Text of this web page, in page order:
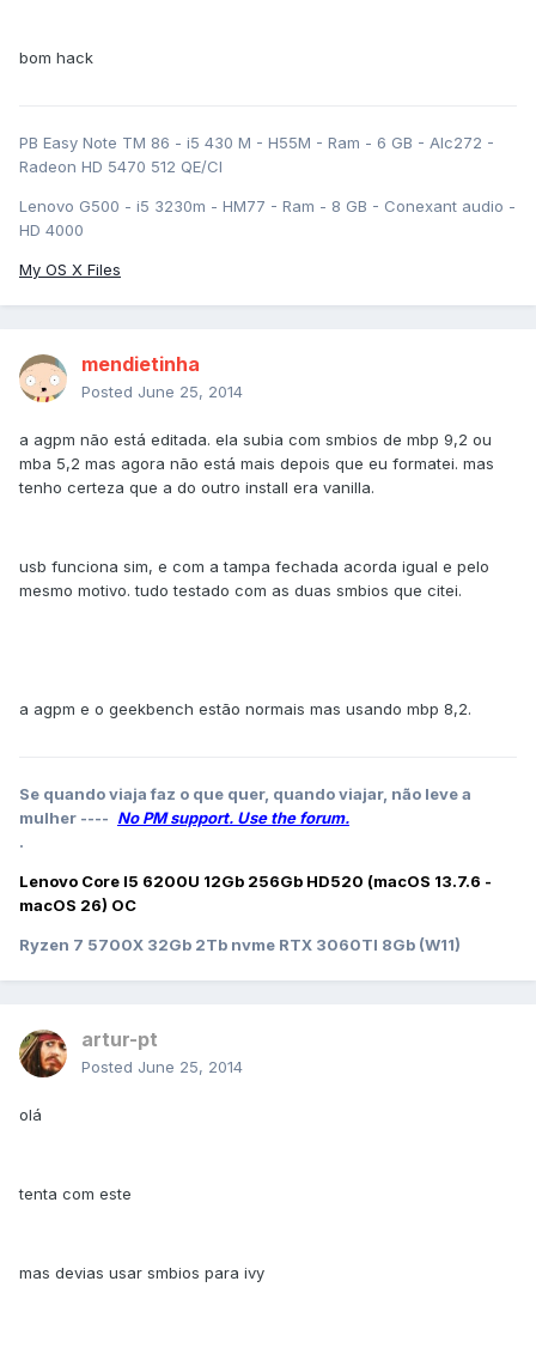
bom hack
PB Easy Note TM 86 - i5 430 M - H55M - Ram - 6 GB - Alc272 -
Radeon HD 5470 512 QE/CI
Lenovo G500 - i5 3230m - HM77 - Ram - 8 GB - Conexant audio -
HD 4000
My OS X Files
mendietinha
Posted June 25, 2014
a agpm não está editada. ela subia com smbios de mbp 9,2 ou
mba 5,2 mas agora não está mais depois que eu formatei. mas
tenho certeza que a do outro install era vanilla.
usb funciona sim, e com a tampa fechada acorda igual e pelo
mesmo motivo. tudo testado com as duas smbios que citei.
a agpm e o geekbench estão normais mas usando mbp 8,2.
Se quando viaja faz o que quer, quando viajar, não leve a
mulher ---- No PM support. Use the forum.
.
Lenovo Core I5 6200U 12Gb 256Gb HD520 (macOS 13.7.6 -
macOS 26) OC
Ryzen 7 5700X 32Gb 2Tb nvme RTX 3060TI 8Gb (W11)
artur-pt
Posted June 25, 2014
olá
tenta com este
mas devias usar smbios para ivy